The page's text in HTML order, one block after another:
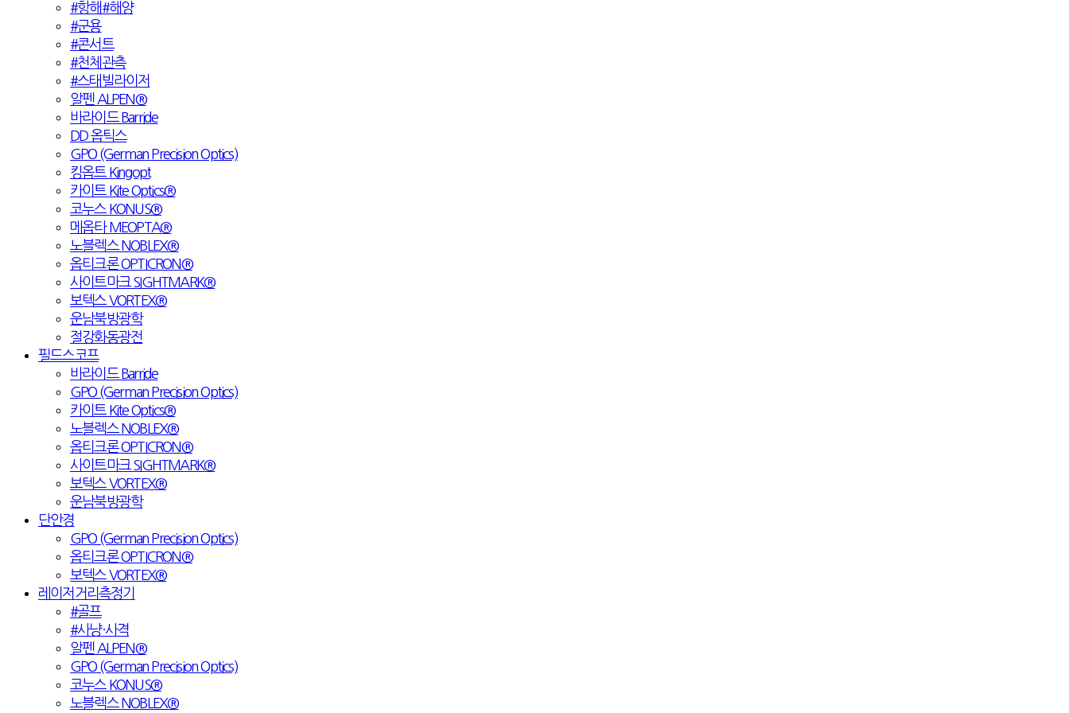
#항해#해양
#군용
#콘서트
#천체관측
#스태빌라이저
알펜 ALPEN®
바라이드 Barride
DD 옵틱스
GPO (German Precision Optics)
킹옵트 Kingopt
카이트 Kite Optics®
코누스 KONUS®
메옵타 MEOPTA®
노블렉스 NOBLEX®
옵티크론 OPTICRON®
사이트마크 SIGHTMARK®
보텍스 VORTEX®
운남북방광학
절강화동광전
필드스코프
바라이드 Barride
GPO (German Precision Optics)
카이트 Kite Optics®
노블렉스 NOBLEX®
옵티크론 OPTICRON®
사이트마크 SIGHTMARK®
보텍스 VORTEX®
운남북방광학
단안경
GPO (German Precision Optics)
옵티크론 OPTICRON®
보텍스 VORTEX®
레이저거리측정기
#골프
#사냥·사격
알펜 ALPEN®
GPO (German Precision Optics)
코누스 KONUS®
노블렉스 NOBLEX®